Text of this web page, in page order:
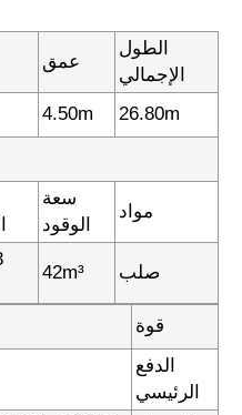
الطول
الإجمالي
عمق
26.80m
4.50m
مواد
سعة
الوقود
صلب 42m³
قوة
الدفع
الرئيسي